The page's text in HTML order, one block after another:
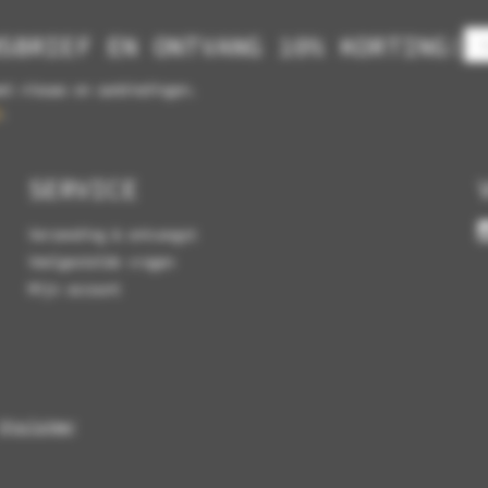
EN ONTVANG 10% KORTING!
en aanbiedingen.
SERVICE
Verzending & ontvangst
Veelgestelde vragen